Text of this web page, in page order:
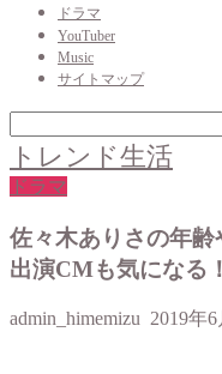
ドラマ
YouTuber
Music
サイトマップ
トレンド生活
ドラマ
佐々木ありさの年
出演CMも気になる！
admin_himemizu 2019年6